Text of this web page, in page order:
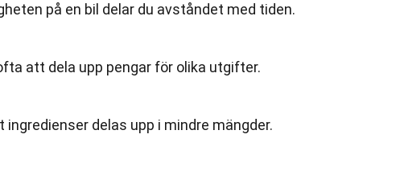
på en bil delar du avståndet med tiden.
att dela upp pengar för olika utgifter.
delas upp i mindre mängder.